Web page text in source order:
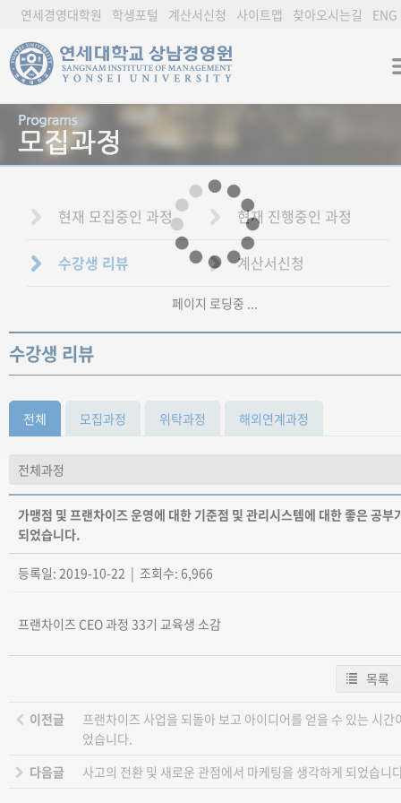
연세경영대학원 학생포털 계산서신청 사이트맵 찾아오시는길 ENG
현재 모집중인 과정 현재 진행중인 과정
수강생 리뷰 계산서신청
수강생 리뷰
전체 모집과정 위탁과정 해외연계과정
가맹점 및 프랜차이즈 운영에 대한 기준점 및 관리시스템에 대한 좋은 공부
되었습니다.
등록일: 2019-10-22 | 조회수: 6,966
프랜차이즈 CEO 과정 33기 교육생 소감
목록
이전글
프랜차이즈 사업을 되돌아 보고 아이디어를 얻을 수 있는 시간
었습니다.
다음글
사고의 전환 및 새로운 관점에서 마케팅을 생각하게 되었습니
페이지 로딩중 ...